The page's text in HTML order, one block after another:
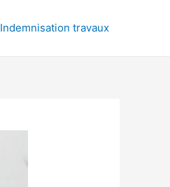
Indemnisation travaux